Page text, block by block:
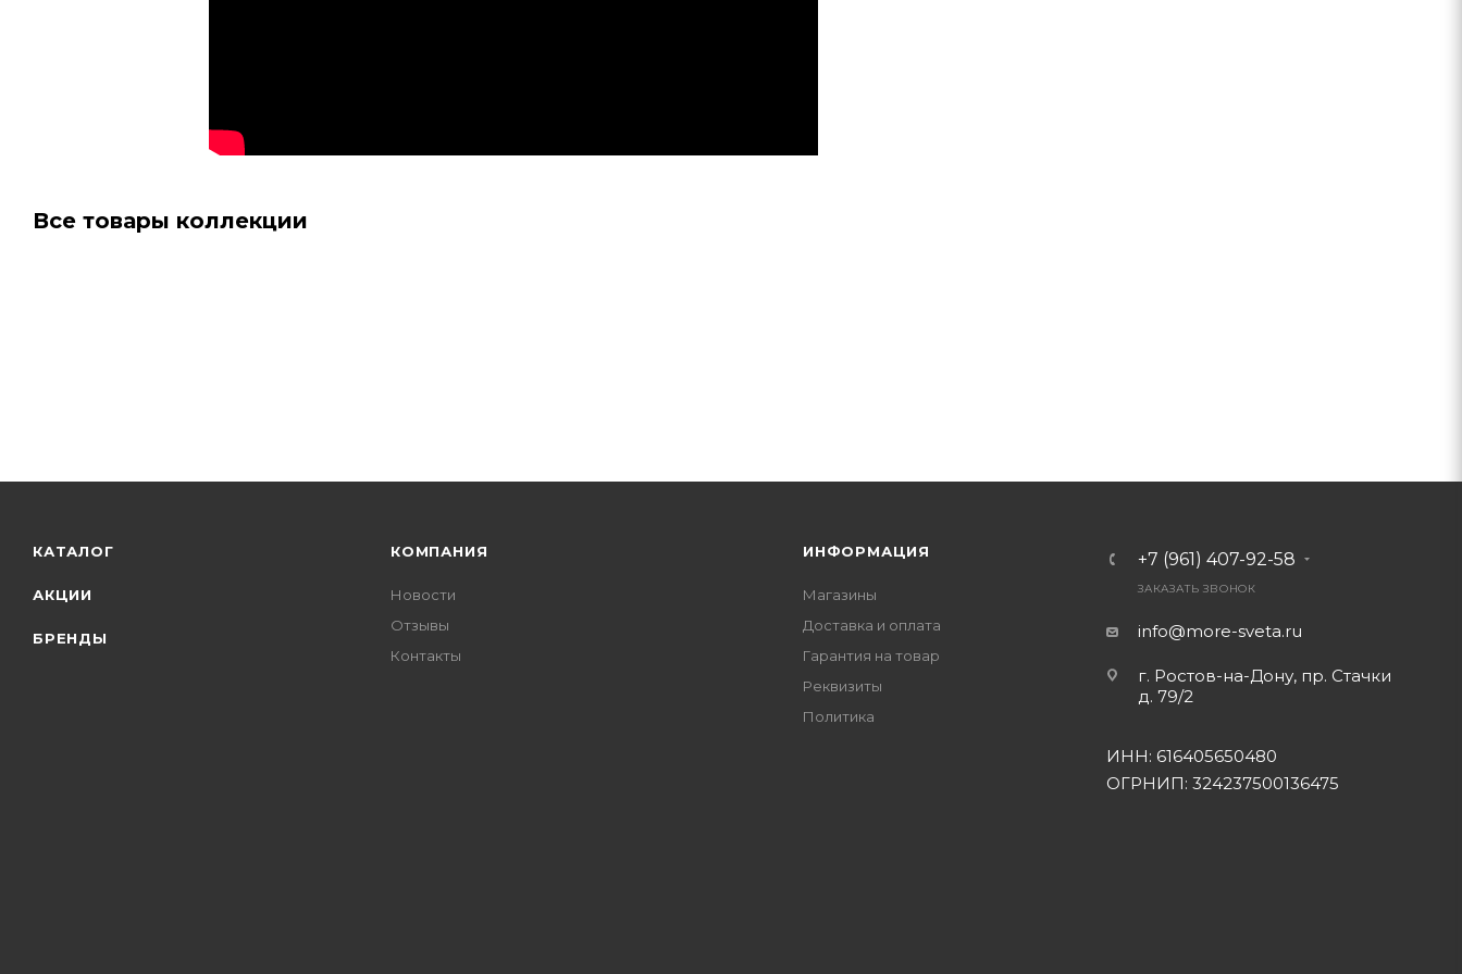
Все товары коллекции
КАТАЛОГ
АКЦИИ
БРЕНДЫ
КОМПАНИЯ
Новости
Отзывы
Контакты
ИНФОРМАЦИЯ
Магазины
Доставка и оплата
Гарантия на товар
Реквизиты
Политика
+7 (961) 407-92-58
ЗАКАЗАТЬ ЗВОНОК
info@more-sveta.ru
г. Ростов-на-Дону, пр. Стачки
д. 79/2
ИНН: 616405650480
ОГРНИП: 324237500136475